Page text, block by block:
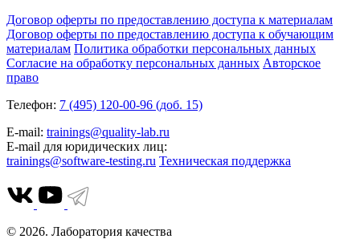
Договор оферты по предоставлению доступа к материалам
Договор оферты по предоставлению доступа к обучающим
материалам Политика обработки персональных данных
Согласие на обработку персональных данных Авторское
право
Телефон: 7 (495) 120-00-96 (доб. 15)
E-mail: trainings@quality-lab.ru
E-mail для юридических лиц:
trainings@software-testing.ru Техническая поддержка
© 2026. Лаборатория качества